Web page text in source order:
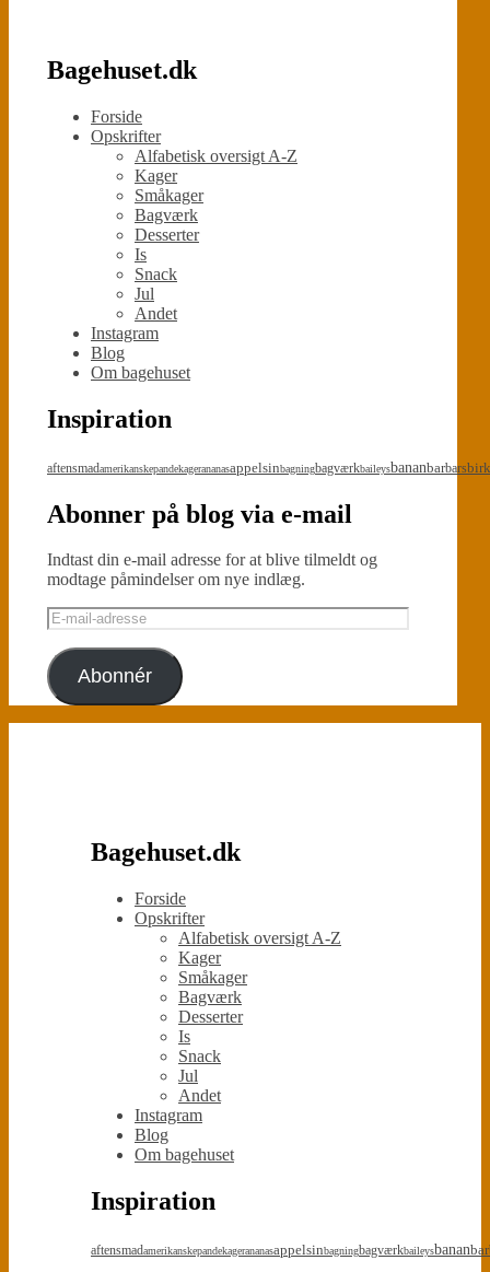
Bagehuset.dk
Forside
Opskrifter
Alfabetisk oversigt A-Z
Kager
Småkager
Bagværk
Desserter
Is
Snack
Jul
Andet
Instagram
Blog
Om bagehuset
Inspiration
aftensmadamerikanskepandekagerananasappelsinbagningbagværkbaileysbananbarbars
Abonner på blog via e-mail
Indtast din e-mail adresse for at blive tilmeldt og
modtage påmindelser om nye indlæg.
E-
mail-
adresse
Abonnér
Bagehuset.dk
Forside
Opskrifter
Alfabetisk oversigt A-Z
Kager
Småkager
Bagværk
Desserter
Is
Snack
Jul
Andet
Instagram
Blog
Om bagehuset
Inspiration
aftensmadamerikanskepandekagerananasappelsinbagningbagværkbaileysbananbar